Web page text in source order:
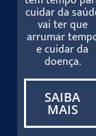
cuidar da
vai ter que
arrumar
e cuidar da
doença.
SAIBA
MAIS